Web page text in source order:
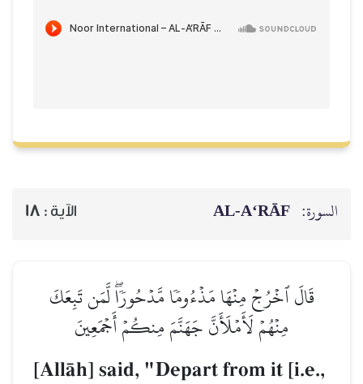
السورة: AL‑A‘RĀF الآية : 18
قَالَ ٱخۡرُجۡ مِنۡهَا مَذۡءُومٗا مَّدۡحُورٗاۖ لَّمَن تَبِعَكَ
مِنۡهُمۡ لَأَمۡلَأَنَّ جَهَنَّمَ مِنكُمۡ أَجۡمَعِينَ
[AllŒh] said, "Depart from it [i.e.,